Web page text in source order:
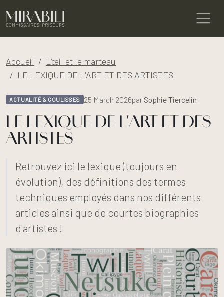
Accueil
L’œil et le marteau
LE LEXIQUE DE L'ART ET DES ARTISTES
ACTUALITÉ & COULISSES 25 March 2026par Sophie Tiercelin
LE LEXIQUE DE L'ART ET DES
ARTISTES
Retrouvez ici le lexique (toujours en
évolution), des définitions des termes
techniques employés dans nos différents
articles ainsi que de courtes biographies
d'artistes !